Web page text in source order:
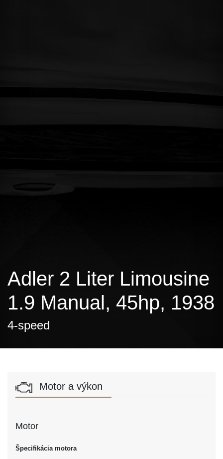
Adler 2 Liter Limousine
1.9 Manual, 45hp, 1938
4-speed
Motor a výkon
Motor
Špecifikácia motora